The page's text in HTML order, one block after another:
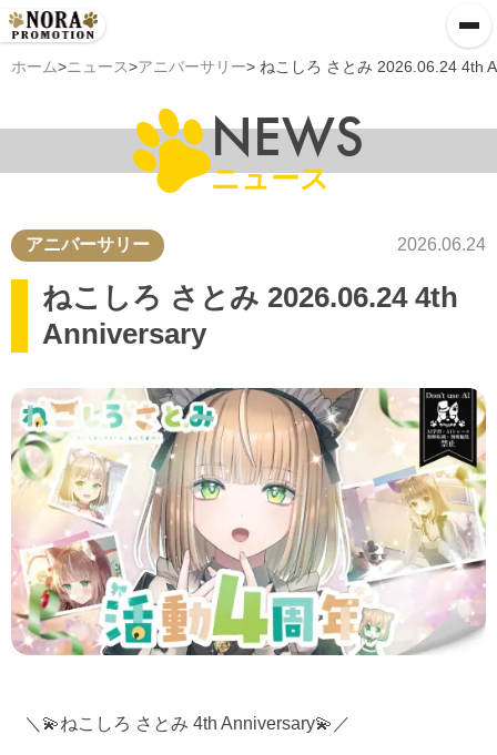
ホーム>ニュース>アニバーサリー> ねこしろ さとみ 2026.06.24 4th
NEWS
ニュース
アニバーサリー 2026.06.24
ねこしろ さとみ 2026.06.24 4th
Anniversary
＼💫ねこしろ さとみ 4th Anniversary💫／